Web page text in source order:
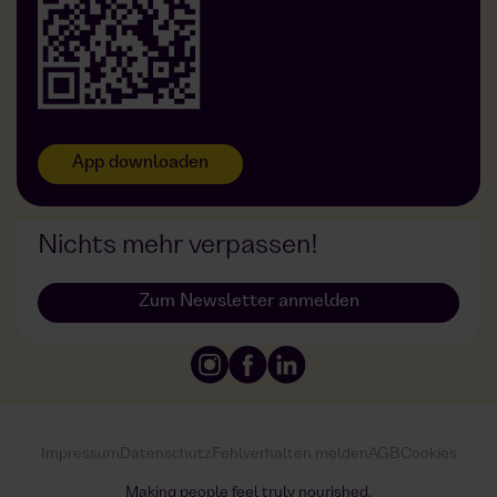
Foodji bei DDG
App downloaden
Nichts mehr verpassen!
Zum Newsletter anmelden
Impressum Datenschutz Fehlverhalten melden AGBCookies
Making people feel truly nourished.